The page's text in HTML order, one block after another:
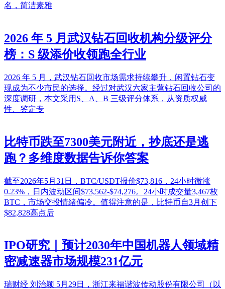
名，简洁素雅
2026 年 5 月武汉钻石回收机构分级评分
榜：S 级添价收领跑全行业
2026 年 5 月，武汉钻石回收市场需求持续攀升，闲置钻石变
现成为不少市民的选择。经过对武汉六家主营钻石回收公司的
深度调研，本文采用S、A、B 三级评分体系，从资质权威
性、鉴定专
比特币跌至7300美元附近，抄底还是逃
跑？多维度数据告诉你答案
截至2026年5月31日，BTC/USDT报价$73,816，24小时微涨
0.23%，日内波动区间$73,562-$74,276。24小时成交量3,467枚
BTC，市场交投情绪偏冷。值得注意的是，比特币自3月创下
$82,828高点后
IPO研究｜预计2030年中国机器人领域精
密减速器市场规模231亿元
瑞财经 刘治颖 5月29日，浙江来福谐波传动股份有限公司（以